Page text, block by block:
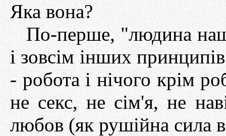
Яка вона?
По-перше, "людина
і зовсім інших
- робота і нічого крім
не секс, не сім'я, не
любов (як рушійна сила